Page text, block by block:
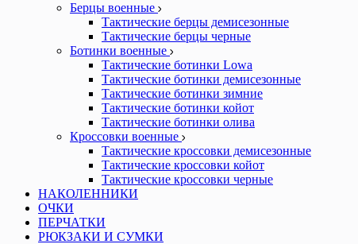
Берцы военные
Тактические берцы демисезонные
Тактические берцы черные
Ботинки военные
Тактические ботинки Lowa
Тактические ботинки демисезонные
Тактические ботинки зимние
Тактические ботинки койот
Тактические ботинки олива
Кроссовки военные
Тактические кроссовки демисезонные
Тактические кроссовки койот
Тактические кроссовки черные
НАКОЛЕННИКИ
ОЧКИ
ПЕРЧАТКИ
РЮКЗАКИ И СУМКИ